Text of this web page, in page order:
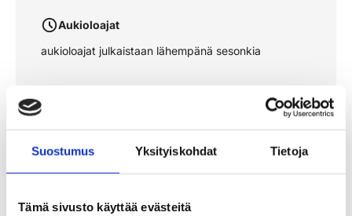
Suostumus Yksityiskohdat Tietoja
Tämä sivusto käyttää evästeitä
Aukioloajat
aukioloajat julkaistaan lähempänä sesonkia